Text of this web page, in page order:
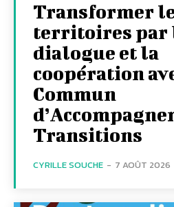
Transformer
territoires par
dialogue et la
coopération
Commun
Transitions
CYRILLE SOUCHE - 7 AOÛT 2026